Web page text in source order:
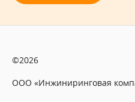
©2026
ООО «Инжиниринговая